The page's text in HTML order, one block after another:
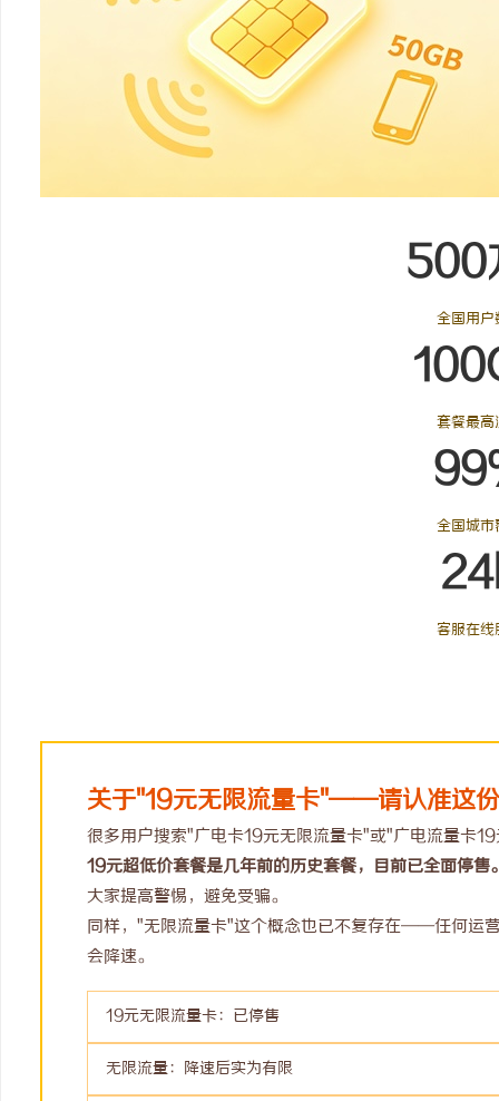
500
全国用户
套餐最高
全国城市
客服在线
关于"19元无限流量卡"——请认准这
很多用户搜索"广电卡19元无限流量卡"或"广电流量卡
19元超低价套餐是几年前的历史套餐，目前已全面停售
大家提高警惕，避免受骗。
同样，"无限流量卡"这个概念也已不复存在——任何运
会降速。
19元无限流量卡：已停售
无限流量：降速后实为有限
年“更能拉”的轻卡推荐：3款承载王 揭秘！专业充电桩项目
哪些行业秘诀？